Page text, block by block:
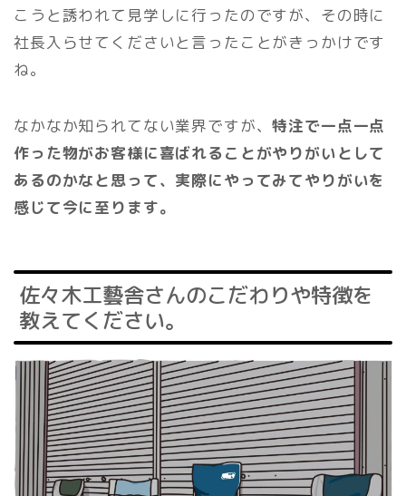
こうと誘われて見学しに行ったのですが、その時に
社長入らせてくださいと言ったことがきっかけです
ね。
なかなか知られてない業界ですが、特注で一点一点
作った物がお客様に喜ばれることがやりがいとして
あるのかなと思って、実際にやってみてやりがいを
感じて今に至ります。
佐々木工藝舎さんのこだわりや特徴を
教えてください。